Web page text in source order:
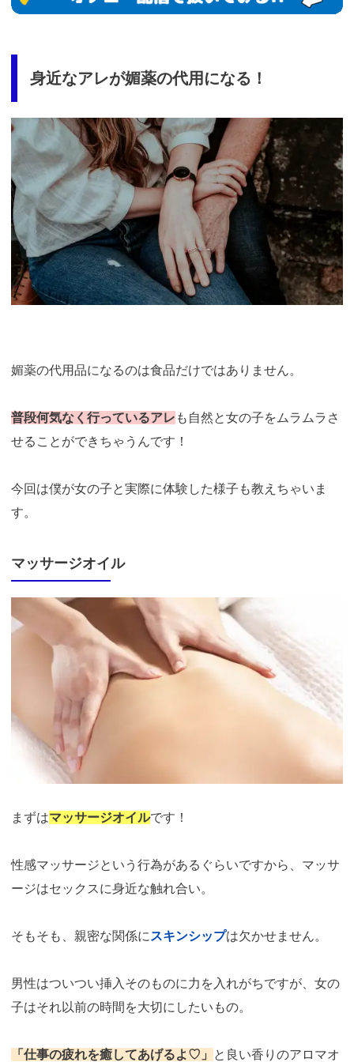
si=jwchatt&pid=MLA5661_0001&pa=lp33.php
身近なアレが媚薬の代用になる！
媚薬の代用品になるのは食品だけではありません。
普段何気なく行っているアレ も自然と女の子をムラムラさ
せることができちゃうんです！
今回は僕が女の子と実際に体験した様子も教えちゃいま
す。
マッサージオイル
まずはマッサージオイルです！
性感マッサージという行為があるぐらいですから、マッサ
ージはセックスに身近な触れ合い。
そもそも、親密な関係に スキンシップは欠かせません。
男性はついつい挿入そのものに力を入れがちですが、女の
子はそれ以前の時間を大切にしたいもの。
「仕事の疲れを癒してあげるよ♡」 と良い香りのアロマオ